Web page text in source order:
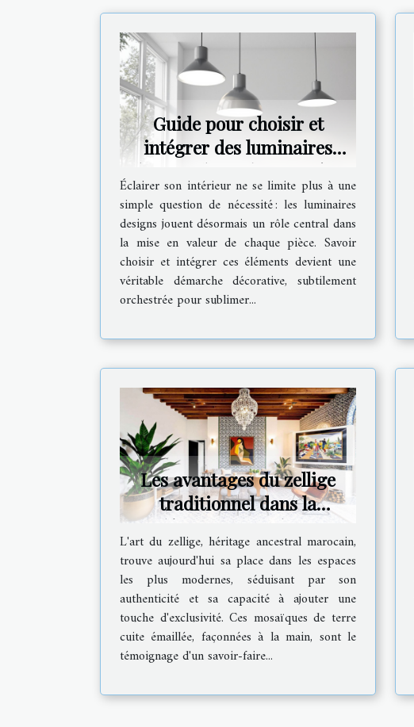
Guide pour choisir et
intégrer des luminaires
designs dans chaque pièce
Éclairer son intérieur ne se limite plus à une
simple question de nécessité : les luminaires
designs jouent désormais un rôle central dans
la mise en valeur de chaque pièce. Savoir
choisir et intégrer ces éléments devient une
véritable démarche décorative, subtilement
orchestrée pour sublimer...
Les avantages du zellige
traditionnel dans la
décoration moderne
L'art du zellige, héritage ancestral marocain,
trouve aujourd'hui sa place dans les espaces
les plus modernes, séduisant par son
authenticité et sa capacité à ajouter une
touche d'exclusivité. Ces mosaïques de terre
cuite émaillée, façonnées à la main, sont le
témoignage d'un savoir-faire...